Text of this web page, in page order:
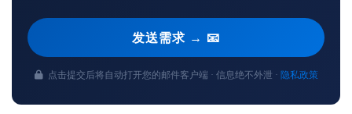
发送需求 → 📧
点击提交后将自动打开您的邮件客户端 · 信息绝不外泄 · 隐私政策